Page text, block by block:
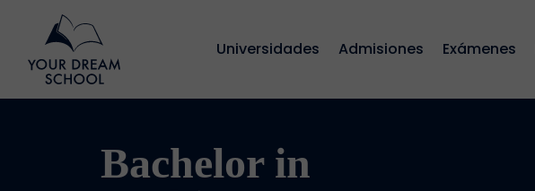
Universidades Admisiones Exámenes
Bachelor in